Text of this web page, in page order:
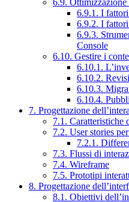
6.9.1. I fattori
6.9.2. I fattori
6.9.3.
Console
6.10. Gestire i
6.10.1.
6.10.2.
6.10.3.
6.10.4.
7. Progettazione
7.1. Caratteristiche
7.2. User stories
7.2.1.
7.3. Flussi di
7.4. Wireframe
7.5. Prototipi
8. Progettazione
8.1. Obiettivi